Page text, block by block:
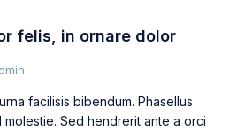
felis, in ornare dolor
facilisis bibendum. Phasellus
molestie. Sed hendrerit ante a orci